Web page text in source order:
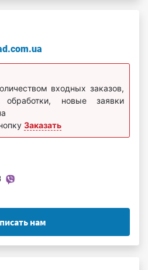
входных заказов,
новые заявки
Заказать
нам